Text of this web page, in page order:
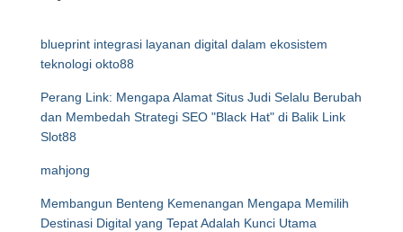
blueprint integrasi layanan digital dalam ekosistem
teknologi okto88
Perang Link: Mengapa Alamat Situs Judi Selalu Berubah
dan Membedah Strategi SEO "Black Hat" di Balik Link
Slot88
mahjong
Membangun Benteng Kemenangan Mengapa Memilih
Destinasi Digital yang Tepat Adalah Kunci Utama